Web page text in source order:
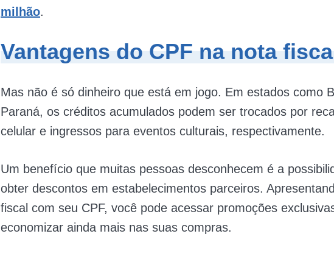
milhão.
Vantagens do CPF na nota
Mas não é só dinheiro que está em jogo. Em estados como
Paraná, os créditos acumulados podem ser trocados por
celular e ingressos para eventos culturais, respectivamente.
Um benefício que muitas pessoas desconhecem é a
obter descontos em estabelecimentos parceiros.
fiscal com seu CPF, você pode acessar promoções
economizar ainda mais nas suas compras.